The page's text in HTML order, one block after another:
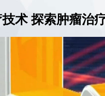
术 探索肿瘤治